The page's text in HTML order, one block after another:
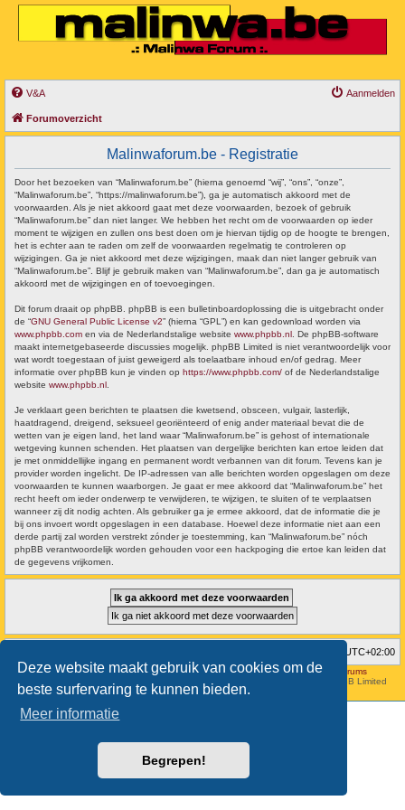
Deze website maakt gebruik van cookies om de
beste surfervaring te kunnen bieden.
Meer informatie
Begrepen!
V&A Aanmelden
Forumoverzicht
Malinwaforum.be - Registratie
Door het bezoeken van “Malinwaforum.be” (hierna genoemd “wij”, “ons”, “onze”,
“Malinwaforum.be”, “https://malinwaforum.be”), ga je automatisch akkoord met de
voorwaarden. Als je niet akkoord gaat met deze voorwaarden, bezoek of gebruik
“Malinwaforum.be” dan niet langer. We hebben het recht om de voorwaarden op ieder
moment te wijzigen en zullen ons best doen om je hiervan tijdig op de hoogte te brengen,
het is echter aan te raden om zelf de voorwaarden regelmatig te controleren op
wijzigingen. Ga je niet akkoord met deze wijzigingen, maak dan niet langer gebruik van
“Malinwaforum.be”. Blijf je gebruik maken van “Malinwaforum.be”, dan ga je automatisch
akkoord met de wijzigingen en of toevoegingen.
Dit forum draait op phpBB. phpBB is een bulletinboardoplossing die is uitgebracht onder
de “GNU General Public License v2” (hierna “GPL”) en kan gedownload worden via
www.phpbb.com en via de Nederlandstalige website www.phpbb.nl . De phpBB-software
maakt internetgebaseerde discussies mogelijk. phpBB Limited is niet verantwoordelijk voor
wat wordt toegestaan of juist geweigerd als toelaatbare inhoud en/of gedrag. Meer
informatie over phpBB kun je vinden op https://www.phpbb.com/ of de Nederlandstalige
website www.phpbb.nl
Je verklaart geen berichten te plaatsen die kwetsend, obsceen, vulgair, lasterlijk,
haatdragend, dreigend, seksueel georiënteerd of enig ander materiaal bevat die de
wetten van je eigen land, het land waar “Malinwaforum.be” is gehost of internationale
wetgeving kunnen schenden. Het plaatsen van dergelijke berichten kan ertoe leiden dat
je met onmiddellijke ingang en permanent wordt verbannen van dit forum. Tevens kan je
provider worden ingelicht. De IP-adressen van alle berichten worden opgeslagen om deze
voorwaarden te kunnen waarborgen. Je gaat er mee akkoord dat “Malinwaforum.be” het
recht heeft om ieder onderwerp te verwijderen, te wijzigen, te sluiten of te verplaatsen
wanneer zij dit nodig achten. Als gebruiker ga je ermee akkoord, dat de informatie die je
bij ons invoert wordt opgeslagen in een database. Hoewel deze informatie niet aan een
derde partij zal worden verstrekt zónder je toestemming, kan “Malinwaforum.be” nóch
phpBB verantwoordelijk worden gehouden voor een hackpoging die ertoe kan leiden dat
de gegevens vrijkomen.
UTC+02:00
Hosted byAviation24.be - Latest News & Breaking Stories - Discussion Forums
® Forum Software © phpBB Limited
Nederlandse vertaling doorphpBB.nl